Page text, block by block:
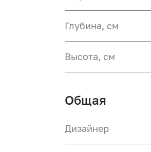
Глубина, см
Высота, см
Общая
Дизайнер